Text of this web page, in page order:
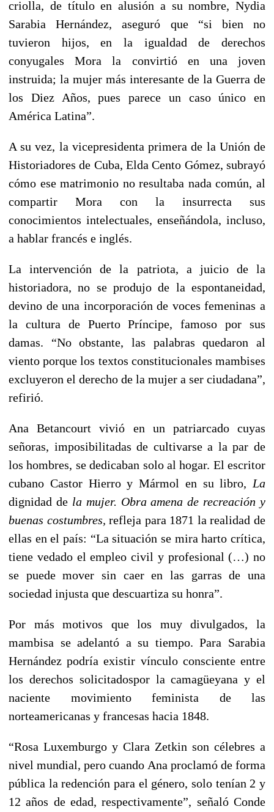
criolla, de título en alusión a su nombre, Nydia
Sarabia Hernández, aseguró que “si bien no
tuvieron hijos, en la igualdad de derechos
conyugales Mora la convirtió en una joven
instruida; la mujer más interesante de la Guerra de
los Diez Años, pues parece un caso único en
América Latina”.
A su vez, la vicepresidenta primera de la Unión de
Historiadores de Cuba, Elda Cento Gómez, subrayó
cómo ese matrimonio no resultaba nada común, al
compartir Mora con la insurrecta sus
conocimientos intelectuales, enseñándola, incluso,
a hablar francés e inglés.
La intervención de la patriota, a juicio de la
historiadora, no se produjo de la espontaneidad,
devino de una incorporación de voces femeninas a
la cultura de Puerto Príncipe, famoso por sus
damas. “No obstante, las palabras quedaron al
viento porque los textos constitucionales mambises
excluyeron el derecho de la mujer a ser ciudadana”,
refirió.
Ana Betancourt vivió en un patriarcado cuyas
señoras, imposibilitadas de cultivarse a la par de
los hombres, se dedicaban solo al hogar. El escritor
cubano Castor Hierro y Mármol en su libro, La
dignidad de la mujer. Obra amena de recreación y
buenas costumbres,refleja para 1871 la realidad de
ellas en el país: “La situación se mira harto crítica,
tiene vedado el empleo civil y profesional (…) no
se puede mover sin caer en las garras de una
sociedad injusta que descuartiza su honra”.
Por más motivos que los muy divulgados, la
mambisa se adelantó a su tiempo. Para Sarabia
Hernández podría existir vínculo consciente entre
los derechos solicitadospor la camagüeyana y el
naciente movimiento feminista de las
norteamericanas y francesas hacia 1848.
“Rosa Luxemburgo y Clara Zetkin son célebres a
nivel mundial, pero cuando Ana proclamó de forma
pública la redención para el género, solo tenían 2 y
12 años de edad, respectivamente”, señaló Conde